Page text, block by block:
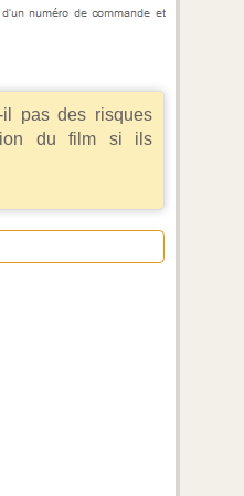
pas des risques
du film si ils